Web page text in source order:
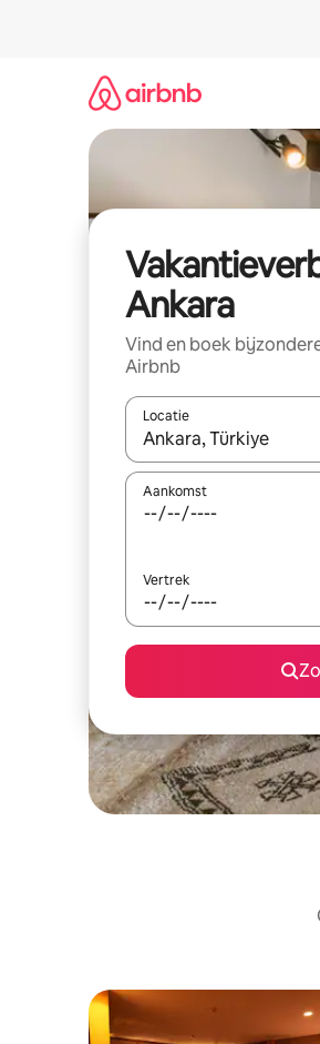
Ankara
Vind en boek
Airbnb
Locatie
Wanneer er resultaten
Aankomst
Vertrek